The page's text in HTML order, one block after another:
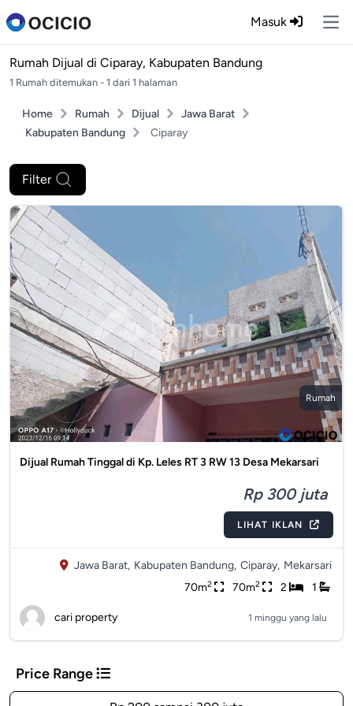
Masuk
Rumah Dijual di Ciparay, Kabupaten Bandung
1 Rumah ditemukan - 1 dari 1 halaman
Home Rumah Dijual
Jawa Barat
Kabupaten Bandung
Ciparay
Filter
Rumah
Dijual Rumah Tinggal di Kp. Leles RT 3 RW 13 Desa Mekarsari
Rp 300 juta
LIHAT IKLAN
Jawa Barat, Kabupaten Bandung, Ciparay, Mekarsari
70m2 70m2 2 1
cari property 1 minggu yang lalu
Price Range